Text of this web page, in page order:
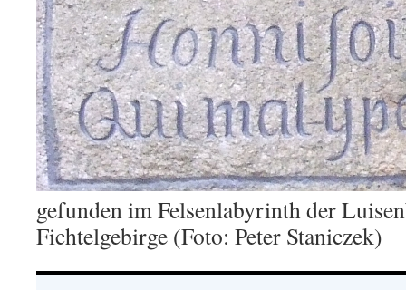
gefunden im Felsenlabyrinth der
Fichtelgebirge (Foto: Peter Staniczek)